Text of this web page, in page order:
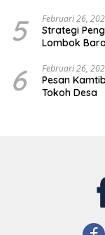
5 Februari 26,
Strategi
Lombok
6 Februari 26,
Pesan
Tokoh Desa